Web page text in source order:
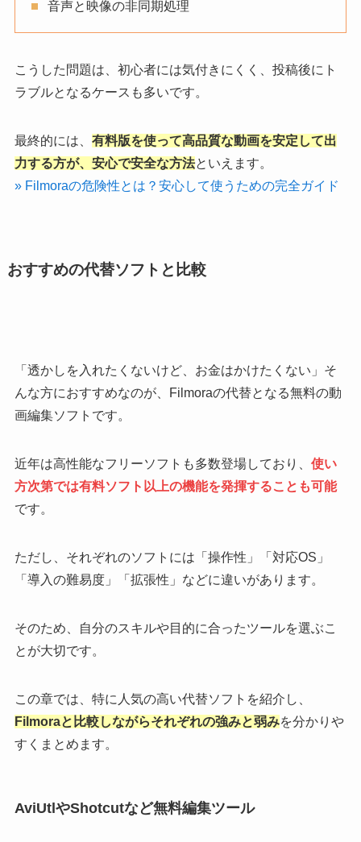
音声と映像の非同期処理
こうした問題は、初心者には気付きにくく、投稿後にト
ラブルとなるケースも多いです。
最終的には、 有料版を使って高品質な動画を安定して出
力する方が、安心で安全な方法といえます。
» Filmoraの危険性とは？安心して使うための完全ガイド
おすすめの代替ソフトと比較
「透かしを入れたくないけど、お金はかけたくない」そ
んな方におすすめなのが、Filmoraの代替となる無料の動
画編集ソフトです。
近年は高性能なフリーソフトも多数登場しており、 使い
方次第では有料ソフト以上の機能を発揮することも可能
です。
ただし、それぞれのソフトには「操作性」「対応OS」
「導入の難易度」「拡張性」などに違いがあります。
そのため、自分のスキルや目的に合ったツールを選ぶこ
とが大切です。
この章では、特に人気の高い代替ソフトを紹介し、
Filmoraと比較しながらそれぞれの強みと弱みを分かりや
すくまとめます。
AviUtlやShotcutなど無料編集ツール